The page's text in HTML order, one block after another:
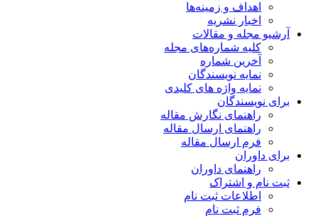
اهداف و زمینه‌ها
اخبار نشریه
آرشیو مجله و مقالات
کلیه شماره‌های مجله
آخرین شماره
نمایه نویسندگان
نمایه واژه های کلیدی
برای نویسندگان
راهنمای نگارش مقاله
راهنمای ارسال مقاله
فرم ارسال مقاله
برای داوران
راهنمای داوران
ثبت نام و اشتراک
اطلاعات ثبت نام
فرم ثبت نام